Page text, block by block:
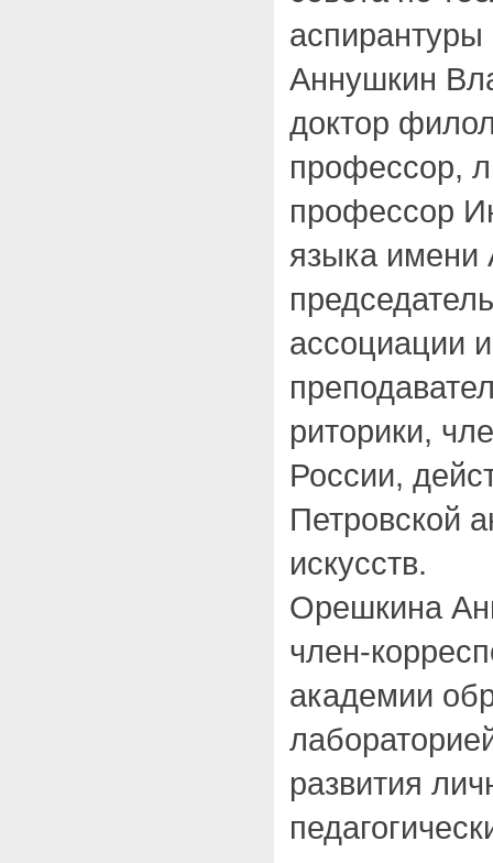
аспирантуры
Аннушкин
доктор
профессор,
профессор
языка
ассоциации
риторики,
России,
Петровской
искусств.
Орешкина
член-
академии
развития